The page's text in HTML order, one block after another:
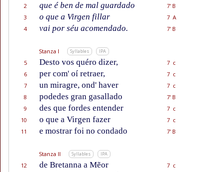
2
que é ben de mal guardado
7' B
3
o que a Virgen fillar
7 A
4
vai por séu acomendado. 7' B
Stanza I Syllables IPA
5 Desto vos quéro dizer,
7 c
6
per com' oí retraer,
7 c
7
un miragre, ond' haver
7 c
8
podedes gran gasallado
7' B
9
des que fordes entender
7 c
10
o que a Virgen fazer
7 c
11
e mostrar foi no condado 7' B
Stanza II Syllables IPA
12 de Bretanna a Mẽor
7 c